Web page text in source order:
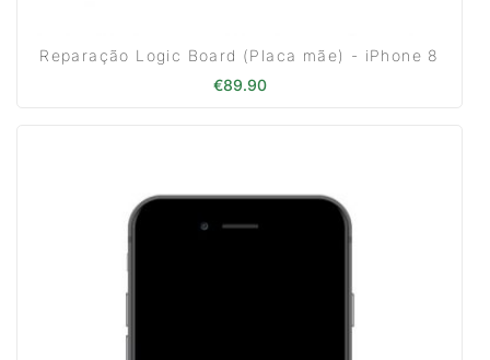
Reparação Logic Board (Placa mãe) - iPhone 8
€89.90